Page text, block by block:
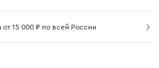
от 15 000 ₽ по всей России